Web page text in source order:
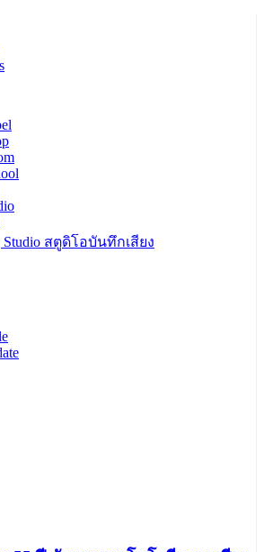
Studio สตูดิโอบันทึกเสียง